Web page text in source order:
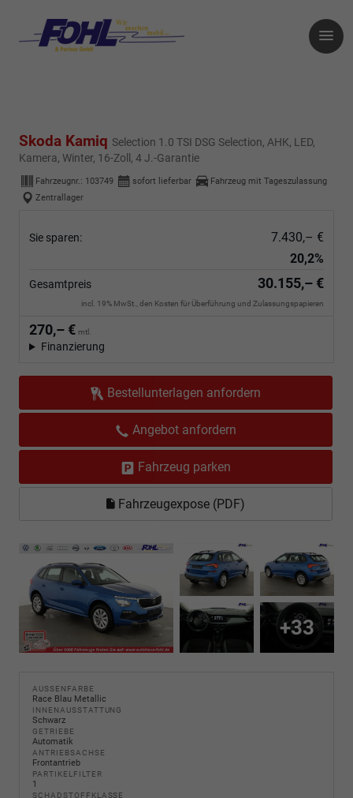
Skoda Kamiq Selection 1.0 TSI DSG Selection, AHK, LED,
Kamera, Winter, 16-Zoll, 4 J.-Garantie
Fahrzeugnr.: 103749 sofort lieferbar
Fahrzeug mit Tageszulassung
Zentrallager
Sie sparen:
7.430,– €
20,2%
Gesamtpreis 30.155,– €
incl. 19% MwSt., den Kosten für Überführung und Zulassungspapieren
270,– € mtl.
Finanzierung
Bestellunterlagen anfordern
Angebot anfordern
Fahrzeug parken
Fahrzeugexpose (PDF)
+33
AUSSENFARBE
Race Blau Metallic
INNENAUSSTATTUNG
Schwarz
GETRIEBE
Automatik
ANTRIEBSACHSE
Frontantrieb
PARTIKELFILTER
1
SCHADSTOFFKLASSE